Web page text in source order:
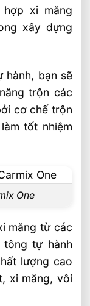
cho sản
Theo Từng
Theo Chiều
1.8 Tấn Lựa
Cơ Isuzu Có
xi măng
xây dựng
hành, bạn sẽ
trộn các
cơ chế trộn
tốt nhiệm
One
măng từ các
tự hành
lượng cao
xi măng, vôi